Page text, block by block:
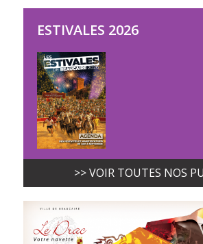
ESTIVALES 2026
>> VOIR TOUTES NOS